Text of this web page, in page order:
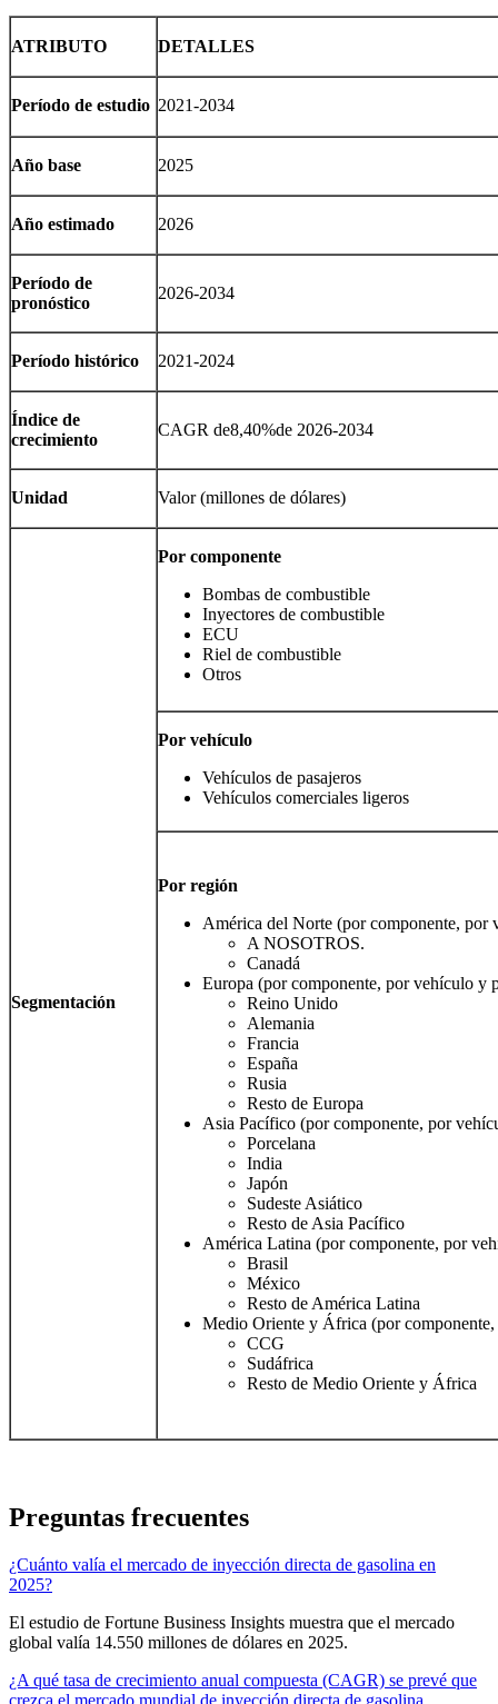
ATRIBUTO DETALLES
Período de estudio 2021-2034
Año base 2025
Año estimado 2026
Período de
pronóstico
2026-2034
Período histórico 2021-2024
Índice de
crecimiento
CAGR de8,40%de 2026-2034
Unidad Valor (millones de dólares)
Segmentación
Por componente
Bombas de combustible
Inyectores de combustible
ECU
Riel de combustible
Otros
Por vehículo
Vehículos de pasajeros
Vehículos comerciales ligeros
Por región
América del Norte (por componente, por
A NOSOTROS.
Canadá
Europa (por componente, por vehículo y
Reino Unido
Alemania
Francia
España
Rusia
Resto de Europa
Asia Pacífico (por componente, por
Porcelana
India
Japón
Sudeste Asiático
Resto de Asia Pacífico
América Latina (por componente, por
Brasil
México
Resto de América Latina
Medio Oriente y África (por
CCG
Sudáfrica
Resto de Medio Oriente y África
Preguntas frecuentes
¿Cuánto valía el mercado de inyección directa de gasolina en
2025?
El estudio de Fortune Business Insights muestra que el mercado
global valía 14.550 millones de dólares en 2025.
¿A qué tasa de crecimiento anual compuesta (CAGR) se prevé que
crezca el mercado mundial de inyección directa de gasolina